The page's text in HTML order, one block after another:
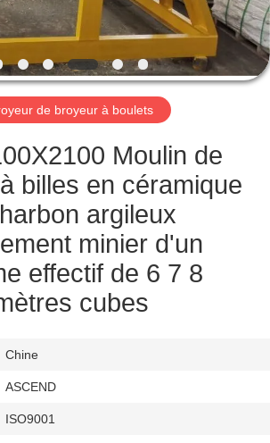
de broyeur à boulets
Moulin de
billes en céramique
argileux
minier d'un
effectif de 6 7 8
cubes
Chine
ASCEND
ISO9001